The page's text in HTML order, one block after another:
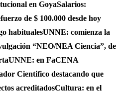
en GoyaSalarios:
de $ 100.000 desde hoy
habitualesUNNE: comienza la
“NEO/NEA Ciencia”, de
UNNE: en FaCENA
Cientifico destacando que
acreditadosCultura: en el